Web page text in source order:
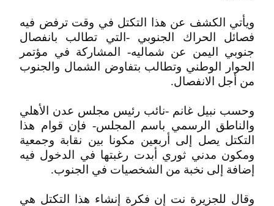
ويأتي الكشف عن هذا التكتل في وقت ترفض فيه
فصائل الحراك الجنوبي -التي تطالب بانفصال
جنوبي اليمن عن شماليه- المشاركة في مؤتمر
الحوار الوطني وتطالب بتفاوض الشمال والجنوب
من أجل الانفصال.
وحسب نبيل غانم -نائب رئيس مجلس عدن الأهلي
والناطق الرسمي باسم المجلس- فإن قوام هذا
التكتل يصل إلى أربعين مكونا بين نقابة وجمعية
ومكون مدني ثوري أبدت رغبتها في الدخول فيه
إضافة إلى نخبة من الشخصيات في الجنوب.
وقال للجزيرة نت إن فكرة إنشاء هذا التكتل هي